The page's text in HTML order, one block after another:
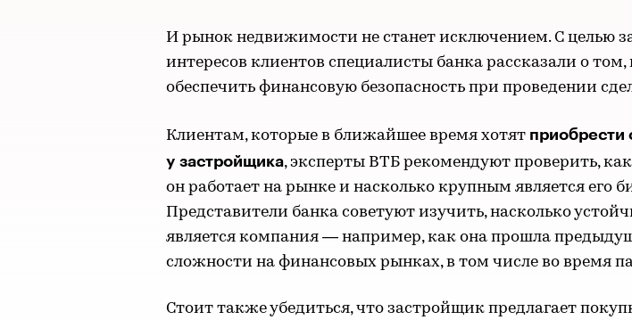
И рынок недвижимости не станет исключением. С целью
интересов клиентов специалисты банка рассказали о том,
обеспечить финансовую безопасность при проведении
Клиентам, которые в ближайшее время хотят приобрести
у застройщика, эксперты ВТБ рекомендуют проверить,
он работает на рынке и насколько крупным является его
Представители банка советуют изучить, насколько
является компания — например, как она прошла
сложности на финансовых рынках, в том числе во время
Стоит также убедиться, что застройщик предлагает